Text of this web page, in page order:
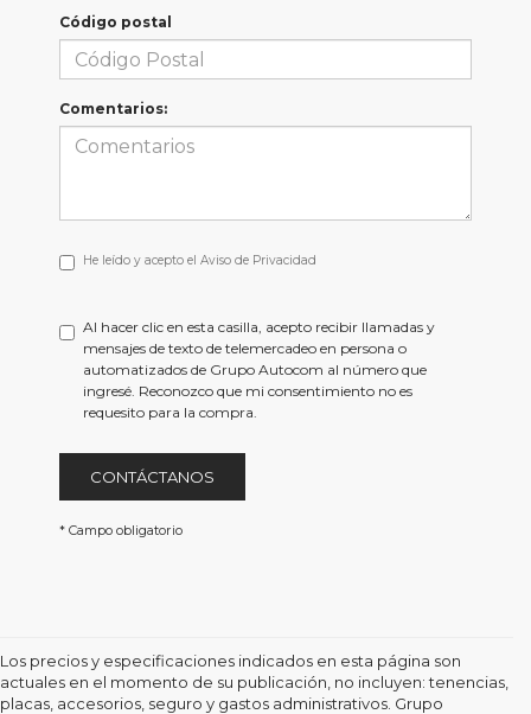
Código postal
Comentarios:
He
acepto
href='/privacy.aspx'
target='_blank'>Aviso
He leído y acepto el Aviso de Privacidad
Al hacer clic en esta casilla, acepto recibir llamadas y
mensajes de texto de telemercadeo en persona o
automatizados de Grupo Autocom al número que
ingresé. Reconozco que mi consentimiento no es
requesito para la compra.
CONTÁCTANOS
* Campo obligatorio
Los precios y especificaciones indicados en esta página son
actuales en el momento de su publicación, no incluyen: tenencias,
placas, accesorios, seguro y gastos administrativos. Grupo